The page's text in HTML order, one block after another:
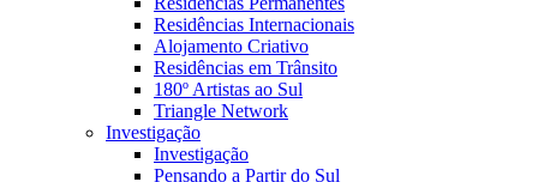
Residências Internacionais
Alojamento Criativo
Residências em Trânsito
180º Artistas ao Sul
Triangle Network
Investigação
Investigação
Pensando a Partir do Sul